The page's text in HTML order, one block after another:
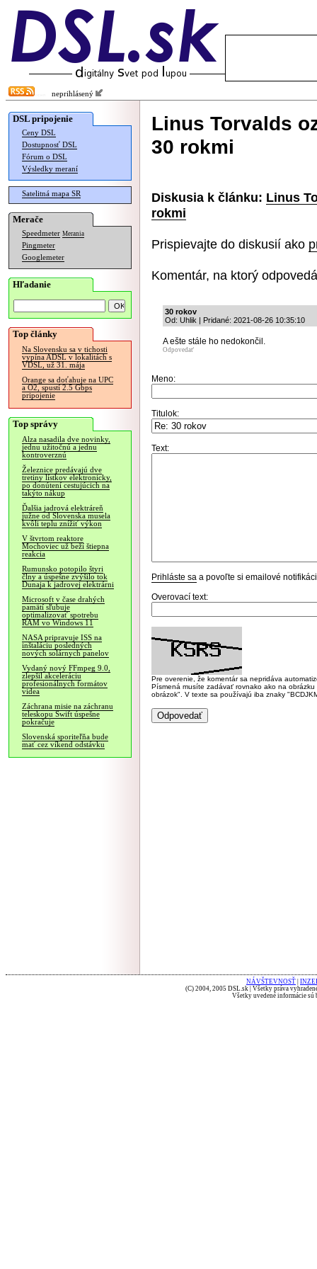
neprihlásený
DSL pripojenie
Ceny DSL
Dostupnosť DSL
Fórum o DSL
Výsledky meraní
Satelitná mapa SR
Merače
Speedmeter Merania
Pingmeter
Googlemeter
Hľadanie
Top články
Na Slovensku sa v tichosti
vypína ADSL v lokalitách s
VDSL, už 31. mája
Orange sa doťahuje na UPC
a O2, spustí 2.5 Gbps
pripojenie
Top správy
Alza nasadila dve novinky,
jednu užitočnú a jednu
kontroverznú
Železnice predávajú dve
tretiny lístkov elektronicky,
po donútení cestujúcich na
takýto nákup
Ďalšia jadrová elektráreň
južne od Slovenska musela
kvôli teplu znížiť výkon
V štvrtom reaktore
Mochoviec už beží štiepna
reakcia
Rumunsko potopilo štyri
člny a úspešne zvýšilo tok
Dunaja k jadrovej elektrárni
Microsoft v čase drahých
pamätí sľubuje
optimalizovať spotrebu
RAM vo Windows 11
NASA pripravuje ISS na
inštaláciu posledných
nových solárnych panelov
Vydaný nový FFmpeg 9.0,
zlepšil akceleráciu
profesionálnych formátov
videa
Záchrana misie na záchranu
teleskopu Swift úspešne
pokračuje
Slovenská sporiteľňa bude
mať cez víkend odstávku
Linus Torvalds
30 rokmi
Diskusia k článku: Linus
rokmi
Prispievajte do diskusií ako
Komentár, na ktorý
30 rokov
Od: Uhlik | Pridané: 2021-08-26 10:35:10
A ešte stále ho nedokončil.
Odpovedať
Meno:
Titulok:
Text:
Prihláste sa a povoľte si emailové
Overovací text:
Pre overenie, že komentár sa nepridáva
Písmená musíte zadávať rovnako ako na
obrázok". V texte sa používajú iba znaky
NÁVŠTEVNOSŤ
(C) 2004, 2005 DSL.sk | Všetky práva
Všetky uvedené informácie sú